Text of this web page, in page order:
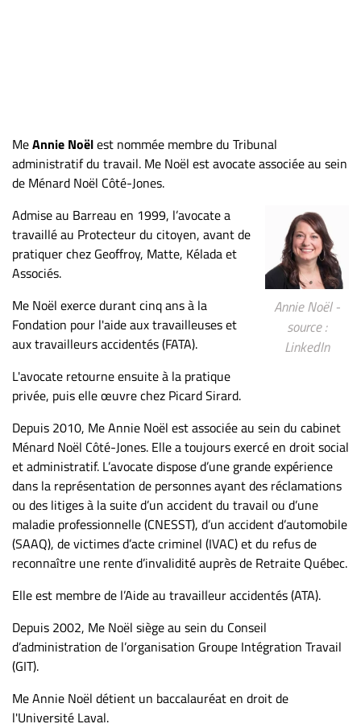
MeAnnie Noëlest nommée membre du Tribunal
administratif du travail. Me Noël est avocate associée au sein
de Ménard Noël Côté-Jones.
Annie Noël -
source :
LinkedIn
Admise au Barreau en 1999, l’avocate a
travaillé au Protecteur du citoyen, avant de
pratiquer chez Geoffroy, Matte, Kélada et
Associés.
Me Noël exerce durant cinq ans à la
Fondation pour l'aide aux travailleuses et
aux travailleurs accidentés (FATA).
L'avocate retourne ensuite à la pratique
privée, puis elle œuvre chez Picard Sirard.
Depuis 2010, Me Annie Noël est associée au sein du cabinet
Ménard Noël Côté-Jones. Elle a toujours exercé en droit social
et administratif. L’avocate dispose d’une grande expérience
dans la représentation de personnes ayant des réclamations
ou des litiges à la suite d’un accident du travail ou d’une
maladie professionnelle (CNESST), d’un accident d’automobile
(SAAQ), de victimes d’acte criminel (IVAC) et du refus de
reconnaître une rente d’invalidité auprès de Retraite Québec.
Elle est membre de l’Aide au travailleur accidentés (ATA).
Depuis 2002, Me Noël siège au sein du Conseil
d’administration de l’organisation Groupe Intégration Travail
(GIT).
Me Annie Noël détient un baccalauréat en droit de
l'Université Laval.